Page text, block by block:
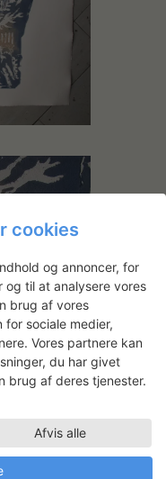
cookies
og annoncer, for
og til at analysere vores
brug af vores
for sociale medier,
Vores partnere kan
du har givet
brug af deres tjenester.
Afvis alle